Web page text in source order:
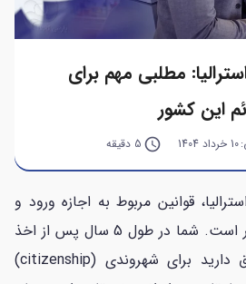
مطلبی مهم برای
این کشور
10 خرداد 1404 query_builder 5 دقیقه
قوانین مربوط به اجازه ورود و
خروج مجدد به این کشور است. شما در طول 5 سال پس از اخذ
اقامت دائم استرالیا، حق دارید برای شهروندی (citizenship)